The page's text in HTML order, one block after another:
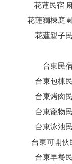
花蓮民宿
花蓮獨棟庭
花蓮親子
台東民宿
台東包棟
台東烤肉
台東寵物
台東泳池
台東可開伙
台東早餐